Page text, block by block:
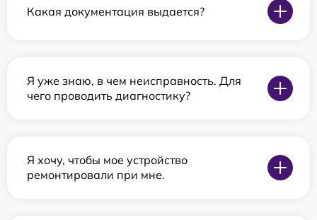
Какая документация выдается?
Я уже знаю, в чем неисправность. Для
чего проводить диагностику?
Я хочу, чтобы мое устройство
ремонтировали при мне.